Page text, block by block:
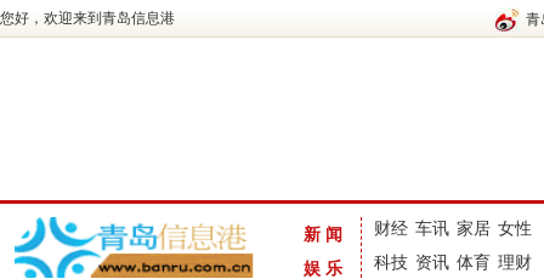
青
您好，欢迎来到青岛信息港
新闻
娱乐
财经 车讯 家居 女性
科技 资讯 体育 理财